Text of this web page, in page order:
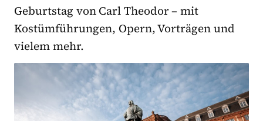
Geburtstag von Carl Theodor – mit
Kostümführungen, Opern, Vorträgen und
vielem mehr.